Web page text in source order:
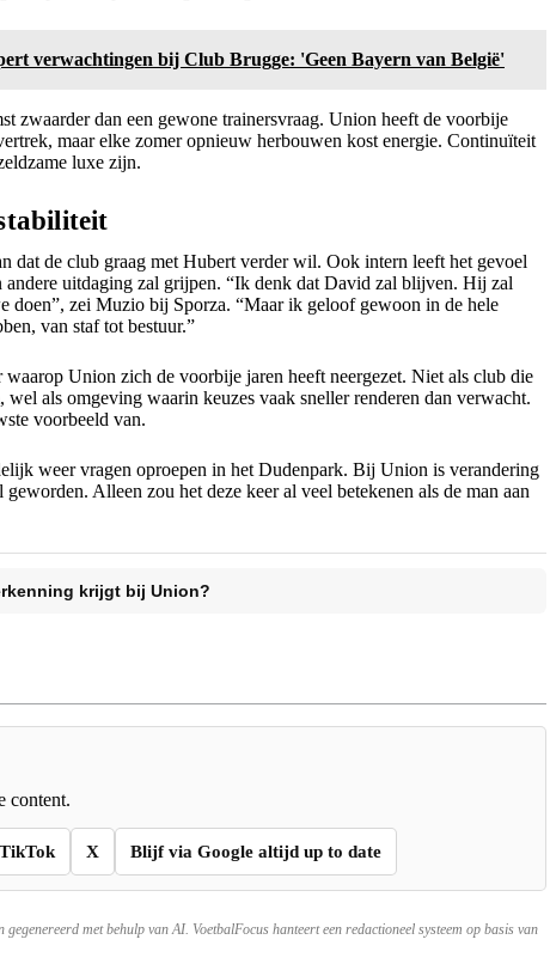
verwachtingen bij Club Brugge: 'Geen Bayern van België'
zwaarder dan een gewone trainersvraag. Union heeft de voorbije
maar elke zomer opnieuw herbouwen kost energie. Continuïteit
luxe zijn.
dat de club graag met Hubert verder wil. Ook intern leeft het gevoel
andere uitdaging zal grijpen. “Ik denk dat David zal blijven. Hij zal
doen”, zei Muzio bij Sporza. “Maar ik geloof gewoon in de hele
van staf tot bestuur.”
Union zich de voorbije jaren heeft neergezet. Niet als club die
als omgeving waarin keuzes vaak sneller renderen dan verwacht.
voorbeeld van.
weer vragen oproepen in het Dudenpark. Bij Union is verandering
Alleen zou het deze keer al veel betekenen als de man aan
krijgt bij Union?
content.
TikTok X Blijf via Google altijd up to date
met behulp van AI. VoetbalFocus hanteert een redactioneel systeem op basis van